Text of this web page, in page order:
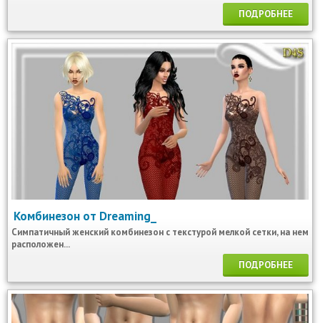
ПОДРОБНЕЕ
Комбинезон от Dreaming_
Симпатичный женский комбинезон с текстурой мелкой сетки, на нем
расположен...
ПОДРОБНЕЕ